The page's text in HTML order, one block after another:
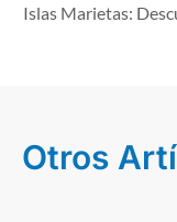
Islas Marietas:
Otros